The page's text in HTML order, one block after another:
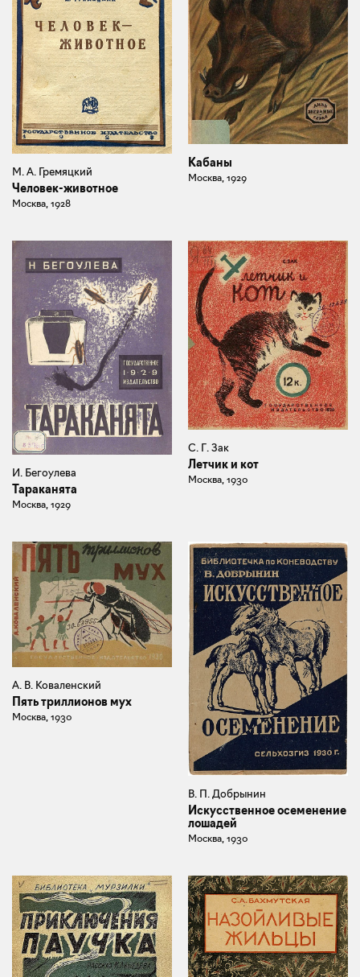
М. А. Гремяцкий
Человек-животное
Москва, 1928
Кабаны
Москва, 1929
И. Бегоулева
Тараканята
Москва, 1929
С. Г. Зак
Летчик и кот
Москва, 1930
А. В. Коваленский
Пять триллионов мух
Москва, 1930
В. П. Добрынин
Искусственное осеменение
лошадей
Москва, 1930